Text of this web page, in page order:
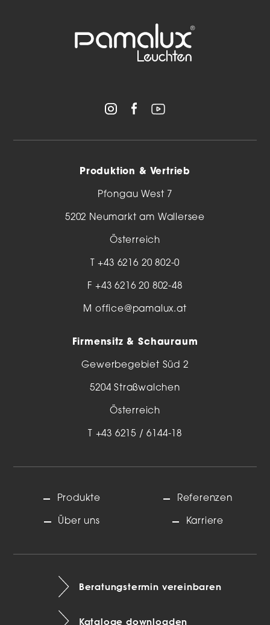
Produktion & Vertrieb
Pfongau West 7
5202 Neumarkt am Wallersee
Österreich
T+43 6216 20 802-0
F +43 6216 20 802-48
M office@pamalux.at
Firmensitz & Schauraum
Gewerbegebiet Süd 2
5204 Straßwalchen
Österreich
T +43 6215 / 6144-18
Produkte
Über uns
Referenzen
Karriere
Beratungstermin vereinbaren
Kataloge downloaden